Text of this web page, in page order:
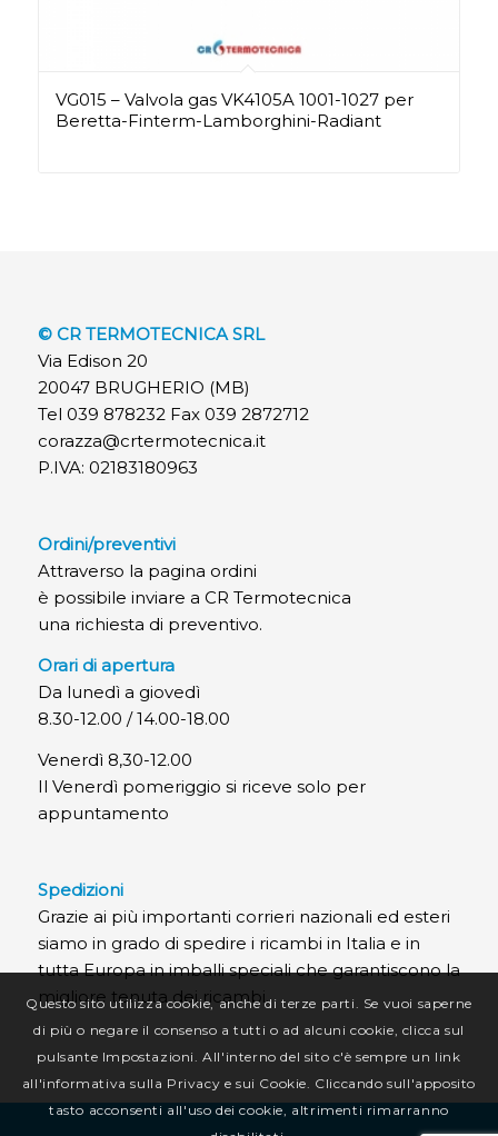
VG015 – Valvola gas VK4105A 1001-1027 per
Beretta-Finterm-Lamborghini-Radiant
© CR TERMOTECNICA SRL
Via Edison 20
20047 BRUGHERIO (MB)
Tel 039 878232 Fax 039 2872712
corazza@crtermotecnica.it
P.IVA: 02183180963
Ordini/preventivi
Attraverso la pagina ordini
è possibile inviare a CR Termotecnica
una richiesta di preventivo.
Orari di apertura
Da lunedì a giovedì
8.30-12.00 / 14.00-18.00
Venerdì 8,30-12.00
Il Venerdì pomeriggio si riceve solo per
appuntamento
Spedizioni
Grazie ai più importanti corrieri nazionali ed esteri
siamo in grado di spedire i ricambi in Italia e in
tutta Europa in imballi speciali che garantiscono la
migliore tenuta dei ricambi.
Questo sito utilizza cookie, anche di terze parti. Se vuoi saperne
di più o negare il consenso a tutti o ad alcuni cookie, clicca sul
pulsante Impostazioni. All'interno del sito c'è sempre un link
all'informativa sulla Privacy e sui Cookie. Cliccando sull'apposito
tasto acconsenti all'uso dei cookie, altrimenti rimarranno